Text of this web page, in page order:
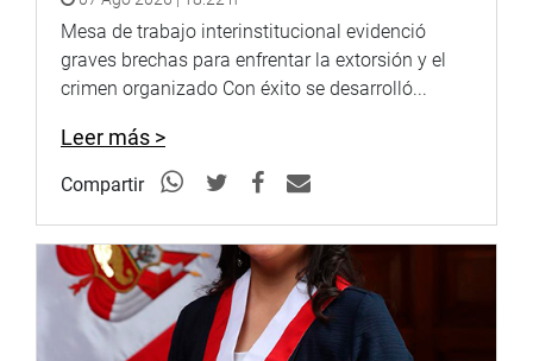
Mesa de trabajo interinstitucional evidenció
graves brechas para enfrentar la extorsión y el
crimen organizado Con éxito se desarrolló...
Leer más >
Compartir